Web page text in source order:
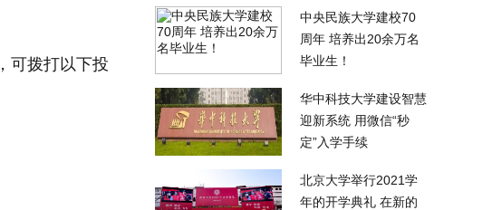
可拨打以下投
中央民族大学建校70
周年 培养出20余万名
毕业生！
华中科技大学建设智慧
迎新系统 用微信“秒
定”入学手续
北京大学举行2021学
年的开学典礼 在新的